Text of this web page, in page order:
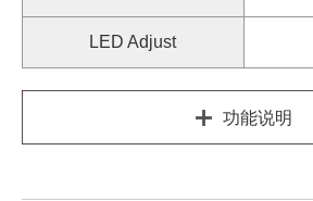
LED Adjust
功能说明